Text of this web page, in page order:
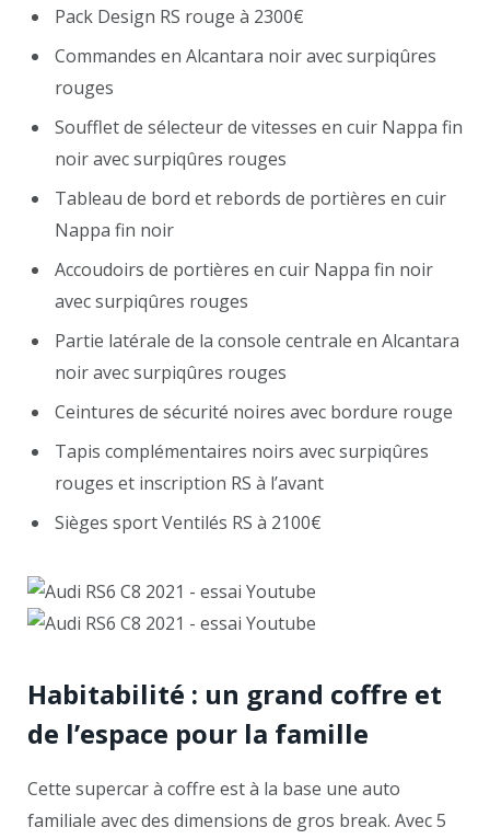
Pack Design RS rouge à 2300€
Commandes en Alcantara noir avec surpiqûres
rouges
Soufflet de sélecteur de vitesses en cuir Nappa fin
noir avec surpiqûres rouges
Tableau de bord et rebords de portières en cuir
Nappa fin noir
Accoudoirs de portières en cuir Nappa fin noir
avec surpiqûres rouges
Partie latérale de la console centrale en Alcantara
noir avec surpiqûres rouges
Ceintures de sécurité noires avec bordure rouge
Tapis complémentaires noirs avec surpiqûres
rouges et inscription RS à l’avant
Sièges sport Ventilés RS à 2100€
Habitabilité : un grand coffre et
de l’espace pour la famille
Cette supercar à coffre est à la base une auto
familiale avec des dimensions de gros break. Avec 5